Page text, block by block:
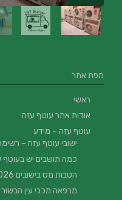
מפת אתר
ראשי
אודות אתר עוטף עזה
עוטף עזה – מידע
ישובי עוטף עזה –
כמה תושבים יש בעוטף
הטבות מס בישובים 2026
מרפאה מכבי עין הבשור